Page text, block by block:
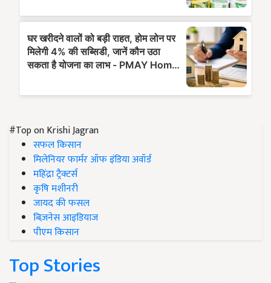
#Top on Krishi Jagran
सफल किसान
मिलेनियर फार्मर ऑफ इंडिया अवॉर्ड
महिंद्रा ट्रैक्टर्स
कृषि मशीनरी
जायद की फसल
बिज़नेस आइडियाज
पीएम किसान
Top Stories